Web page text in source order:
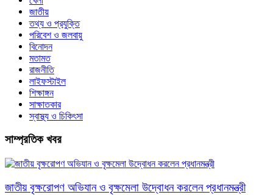
জাতীয়
তথ্য ও প্রযুক্তি
পরিবেশ ও জলবায়ু
বিনোদন
মতামত
রাজনীতি
লাইফস্টাইল
শিক্ষাঙ্গন
সাক্ষাতকার
স্বাস্থ্য ও চিকিৎসা
সাম্প্রতিক খবর
জাতীয় বৃক্ষরোপণ অভিযান ও বৃক্ষমেলা উদ্বোধন করলেন প্রধানমন্ত্রী